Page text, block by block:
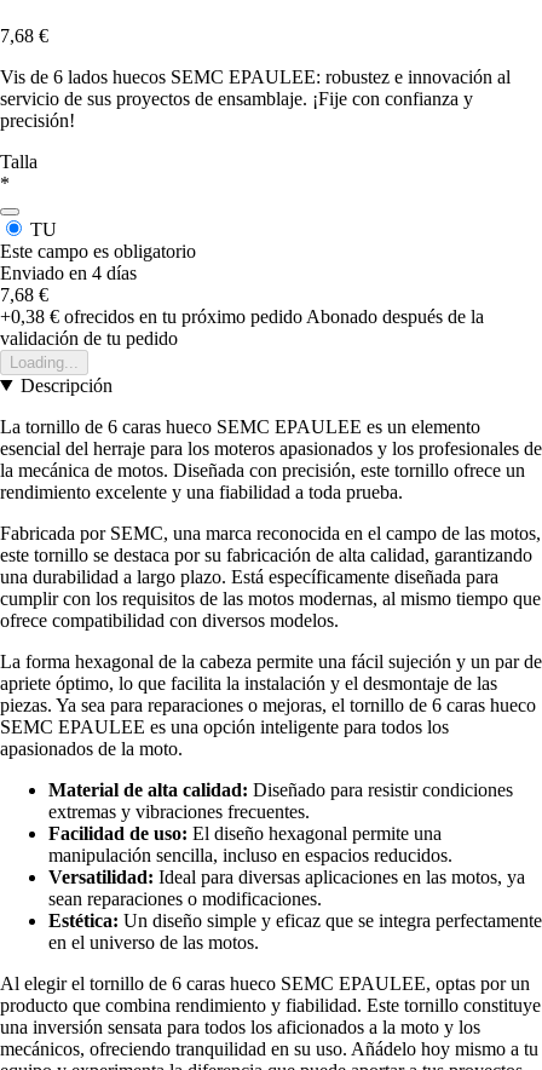
7,68 €
Vis de 6 lados huecos SEMC EPAULEE: robustez e innovación al
servicio de sus proyectos de ensamblaje. ¡Fije con confianza y
precisión!
Talla
*
TU
Este campo es obligatorio
Enviado en 4 días
7,68 €
+0,38 € ofrecidos en tu próximo pedido Abonado después de la
validación de tu pedido
Loading...
Descripción
La tornillo de 6 caras hueco SEMC EPAULEE es un elemento
esencial del herraje para los moteros apasionados y los profesionales de
la mecánica de motos. Diseñada con precisión, este tornillo ofrece un
rendimiento excelente y una fiabilidad a toda prueba.
Fabricada por SEMC, una marca reconocida en el campo de las motos,
este tornillo se destaca por su fabricación de alta calidad, garantizando
una durabilidad a largo plazo. Está específicamente diseñada para
cumplir con los requisitos de las motos modernas, al mismo tiempo que
ofrece compatibilidad con diversos modelos.
La forma hexagonal de la cabeza permite una fácil sujeción y un par de
apriete óptimo, lo que facilita la instalación y el desmontaje de las
piezas. Ya sea para reparaciones o mejoras, el tornillo de 6 caras hueco
SEMC EPAULEE es una opción inteligente para todos los
apasionados de la moto.
Material de alta calidad: Diseñado para resistir condiciones
extremas y vibraciones frecuentes.
Facilidad de uso: El diseño hexagonal permite una
manipulación sencilla, incluso en espacios reducidos.
Versatilidad: Ideal para diversas aplicaciones en las motos, ya
sean reparaciones o modificaciones.
Estética: Un diseño simple y eficaz que se integra perfectamente
en el universo de las motos.
Al elegir el tornillo de 6 caras hueco SEMC EPAULEE, optas por un
producto que combina rendimiento y fiabilidad. Este tornillo constituye
una inversión sensata para todos los aficionados a la moto y los
mecánicos, ofreciendo tranquilidad en su uso. Añádelo hoy mismo a tu